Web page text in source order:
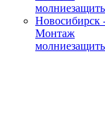
Новосибирск
Монтаж